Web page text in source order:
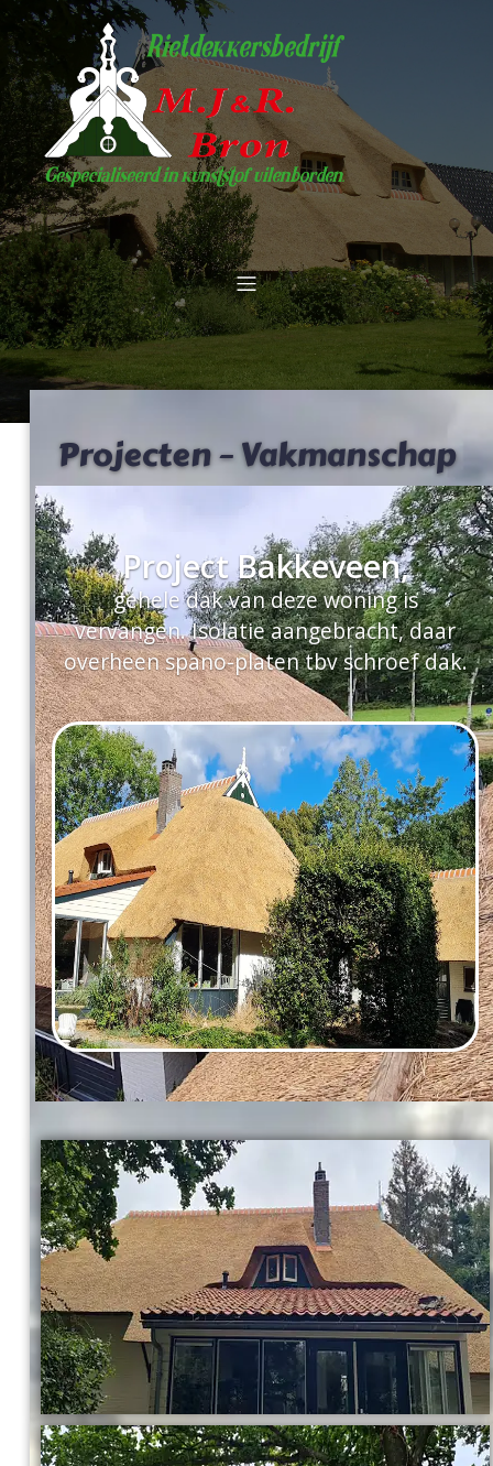
Projecten– Vakmanschap
Project Bakkeveen,
gehele dak van deze woning is
vervangen. Isolatie aangebracht, daar
overheen spano-platen tbv schroef dak.